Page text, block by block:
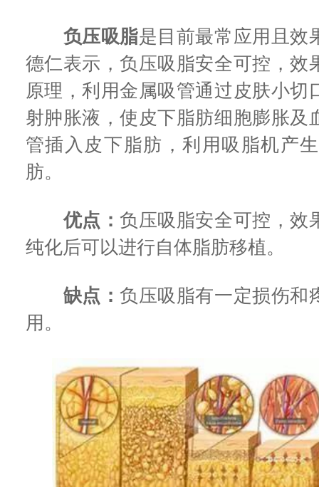
负压吸脂是目前最常应用且效
德仁表示， 负压吸脂安全可控，效
原理，利用金属吸管通过皮肤小
射肿胀液，使皮下脂肪细胞膨胀及
管插入皮下脂肪，利用吸脂机产
肪。
优点： 负压吸脂安全可控，效
纯化后可以进行自体脂肪移植。
缺点： 负压吸脂有一定损伤和
用。